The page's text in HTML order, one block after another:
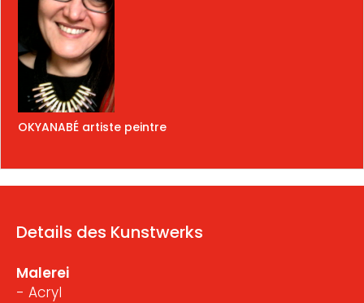
OKYANABÉ artiste peintre
Details des Kunstwerks
Malerei
- Acryl